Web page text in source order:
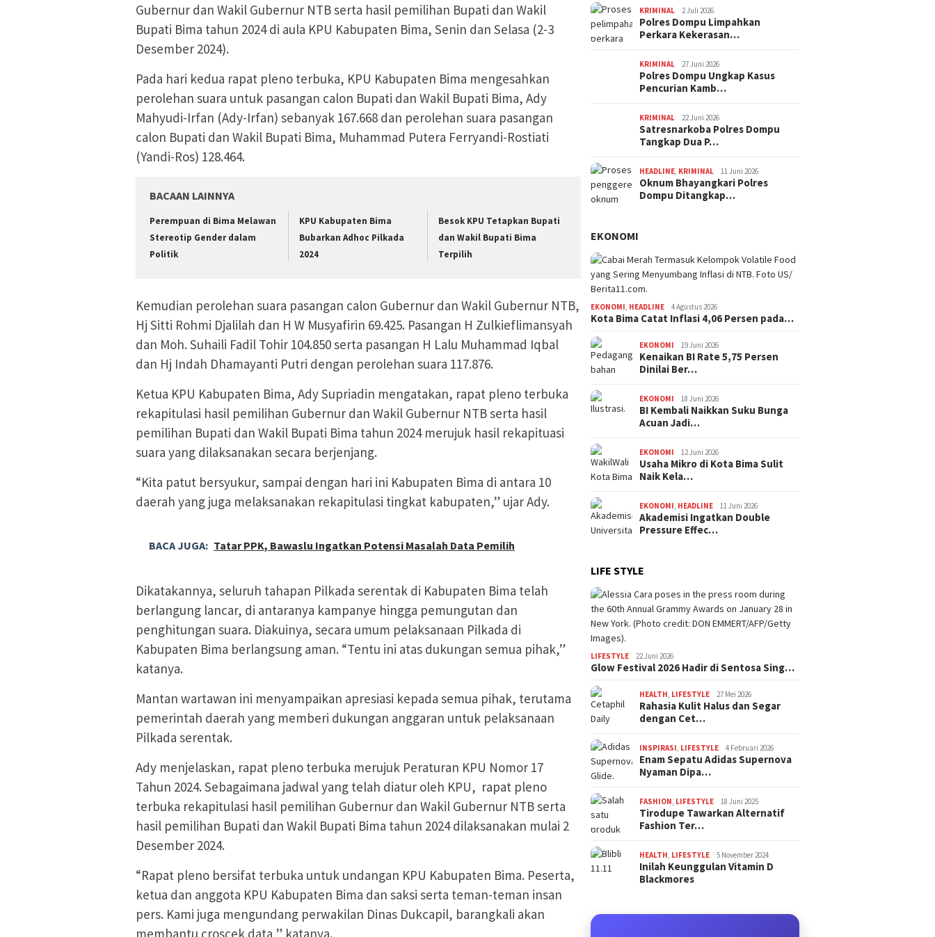
Gubernur dan Wakil Gubernur NTB serta hasil pemilihan Bupati dan Wakil
Bupati Bima tahun 2024 di aula KPU Kabupaten Bima, Senin dan Selasa (2-3
Desember 2024).
Pada hari kedua rapat pleno terbuka, KPU Kabupaten Bima mengesahkan
perolehan suara untuk pasangan calon Bupati dan Wakil Bupati Bima, Ady
Mahyudi-Irfan (Ady-Irfan) sebanyak 167.668 dan perolehan suara pasangan
calon Bupati dan Wakil Bupati Bima, Muhammad Putera Ferryandi-Rostiati
(Yandi-Ros) 128.464.
BACAAN LAINNYA
Perempuan di Bima Melawan
Stereotip Gender dalam
Politik
KPU Kabupaten Bima
Bubarkan Adhoc Pilkada
2024
Besok KPU Tetapkan Bupati
dan Wakil Bupati Bima
Terpilih
Kemudian perolehan suara pasangan calon Gubernur dan Wakil Gubernur NTB,
Hj Sitti Rohmi Djalilah dan H W Musyafirin 69.425. Pasangan H Zulkieflimansyah
dan Moh. Suhaili Fadil Tohir 104.850 serta pasangan H Lalu Muhammad Iqbal
dan Hj Indah Dhamayanti Putri dengan perolehan suara 117.876.
Ketua KPU Kabupaten Bima, Ady Supriadin mengatakan, rapat pleno terbuka
rekapitulasi hasil pemilihan Gubernur dan Wakil Gubernur NTB serta hasil
pemilihan Bupati dan Wakil Bupati Bima tahun 2024 merujuk hasil rekapituasi
suara yang dilaksanakan secara berjenjang.
“Kita patut bersyukur, sampai dengan hari ini Kabupaten Bima di antara 10
daerah yang juga melaksanakan rekapitulasi tingkat kabupaten,” ujar Ady.
BACA JUGA: Tatar PPK, Bawaslu Ingatkan Potensi Masalah Data Pemilih
Dikatakannya, seluruh tahapan Pilkada serentak di Kabupaten Bima telah
berlangung lancar, di antaranya kampanye hingga pemungutan dan
penghitungan suara. Diakuinya, secara umum pelaksanaan Pilkada di
Kabupaten Bima berlangsung aman. “Tentu ini atas dukungan semua pihak,”
katanya.
Mantan wartawan ini menyampaikan apresiasi kepada semua pihak, terutama
pemerintah daerah yang memberi dukungan anggaran untuk pelaksanaan
Pilkada serentak.
Ady menjelaskan, rapat pleno terbuka merujuk Peraturan KPU Nomor 17
Tahun 2024. Sebagaimana jadwal yang telah diatur oleh KPU, rapat pleno
terbuka rekapitulasi hasil pemilihan Gubernur dan Wakil Gubernur NTB serta
hasil pemilihan Bupati dan Wakil Bupati Bima tahun 2024 dilaksanakan mulai 2
Desember 2024.
“Rapat pleno bersifat terbuka untuk undangan KPU Kabupaten Bima. Peserta,
ketua dan anggota KPU Kabupaten Bima dan saksi serta teman-teman insan
pers. Kami juga mengundang perwakilan Dinas Dukcapil, barangkali akan
KRIMINAL 2 Juli 2026
Polres Dompu Limpahkan
Perkara Kekerasan…
KRIMINAL 27 Juni 2026
Polres Dompu Ungkap Kasus
Pencurian Kamb…
KRIMINAL 22 Juni 2026
Satresnarkoba Polres Dompu
Tangkap Dua P…
HEADLINE, KRIMINAL 11 Juni 2026
Oknum Bhayangkari Polres
Dompu Ditangkap…
EKONOMI
EKONOMI, HEADLINE 4 Agustus 2026
Kota Bima Catat Inflasi 4,06 Persen pada…
EKONOMI 19 Juni 2026
Kenaikan BI Rate 5,75 Persen
Dinilai Ber…
EKONOMI 18 Juni 2026
BI Kembali Naikkan Suku Bunga
Acuan Jadi…
EKONOMI 12 Juni 2026
Usaha Mikro di Kota Bima Sulit
Naik Kela…
EKONOMI, HEADLINE 11 Juni 2026
Akademisi Ingatkan Double
Pressure Effec…
LIFE STYLE
LIFESTYLE 22 Juni 2026
Glow Festival 2026 Hadir di Sentosa Sing…
HEALTH, LIFESTYLE 27 Mei 2026
Rahasia Kulit Halus dan Segar
dengan Cet…
INSPIRASI, LIFESTYLE 4 Februari 2026
Enam Sepatu Adidas Supernova
Nyaman Dipa…
FASHION, LIFESTYLE 18 Juni 2025
Tirodupe Tawarkan Alternatif
Fashion Ter…
HEALTH, LIFESTYLE 5 November 2024
Inilah Keunggulan Vitamin D
Blackmores